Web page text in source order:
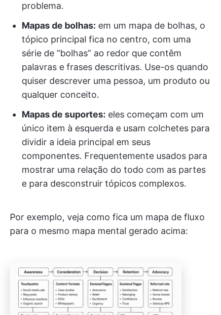
problema.
Mapas de bolhas: em um mapa de bolhas, o
tópico principal fica no centro, com uma
série de “bolhas” ao redor que contêm
palavras e frases descritivas. Use-os quando
quiser descrever uma pessoa, um produto ou
qualquer conceito.
Mapas de suportes: eles começam com um
único item à esquerda e usam colchetes para
dividir a ideia principal em seus
componentes. Frequentemente usados para
mostrar uma relação do todo com as partes
e para desconstruir tópicos complexos.
Por exemplo, veja como fica um mapa de fluxo
para o mesmo mapa mental gerado acima: